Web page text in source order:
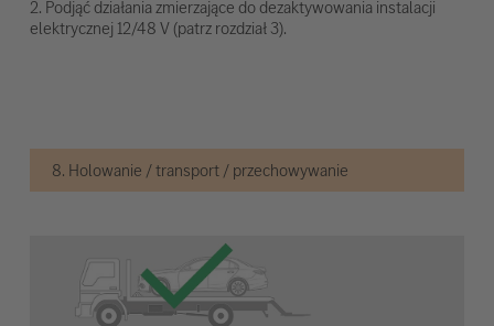
2. Podjąć działania zmierzające do dezaktywowania instalacji
elektrycznej 12/48 V (patrz rozdział 3).
8. Holowanie / transport / przechowywanie